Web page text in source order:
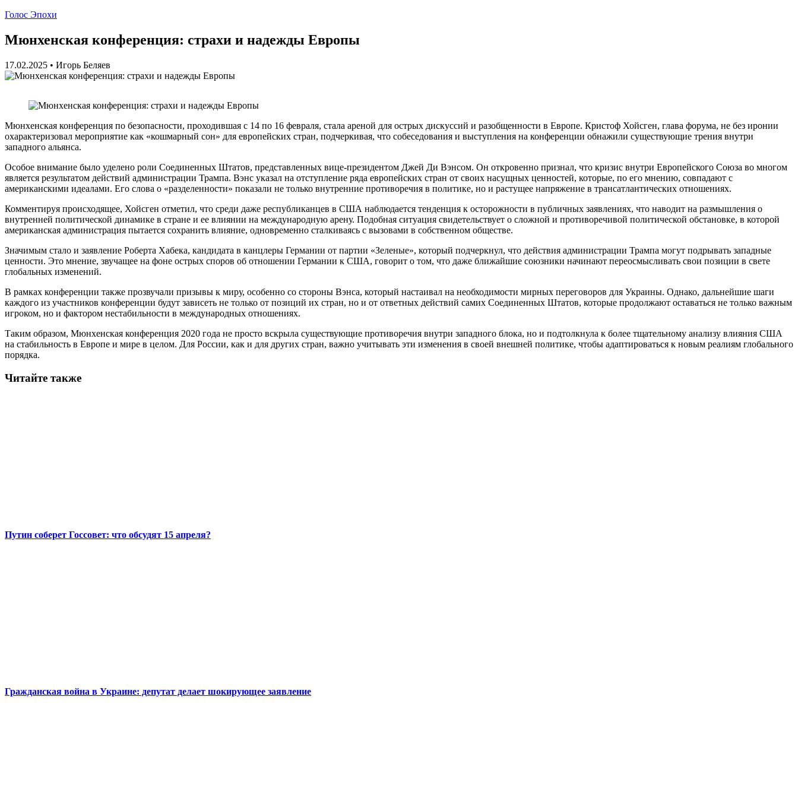
Голос Эпохи
Мюнхенская конференция: страхи и надежды Европы
17.02.2025 • Игорь Беляев
Мюнхенская конференция по безопасности, проходившая с 14 по 16 февраля, стала ареной для острых дискуссий и разобщенности в Европе. Кристоф Хойсген, глава форума, не без иронии
охарактеризовал мероприятие как «кошмарный сон» для европейских стран, подчеркивая, что собеседования и выступления на конференции обнажили существующие трения внутри
западного альянса.
Особое внимание было уделено роли Соединенных Штатов, представленных вице-президентом Джей Ди Вэнсом. Он откровенно признал, что кризис внутри Европейского Союза во многом
является результатом действий администрации Трампа. Вэнс указал на отступление ряда европейских стран от своих насущных ценностей, которые, по его мнению, совпадают с
американскими идеалами. Его слова о «разделенности» показали не только внутренние противоречия в политике, но и растущее напряжение в трансатлантических отношениях.
Комментируя происходящее, Хойсген отметил, что среди даже республиканцев в США наблюдается тенденция к осторожности в публичных заявлениях, что наводит на размышления о
внутренней политической динамике в стране и ее влиянии на международную арену. Подобная ситуация свидетельствует о сложной и противоречивой политической обстановке, в которой
американская администрация пытается сохранить влияние, одновременно сталкиваясь с вызовами в собственном обществе.
Значимым стало и заявление Роберта Хабека, кандидата в канцлеры Германии от партии «Зеленые», который подчеркнул, что действия администрации Трампа могут подрывать западные
ценности. Это мнение, звучащее на фоне острых споров об отношении Германии к США, говорит о том, что даже ближайшие союзники начинают переосмысливать свои позиции в свете
глобальных изменений.
В рамках конференции также прозвучали призывы к миру, особенно со стороны Вэнса, который настаивал на необходимости мирных переговоров для Украины. Однако, дальнейшие шаги
каждого из участников конференции будут зависеть не только от позиций их стран, но и от ответных действий самих Соединенных Штатов, которые продолжают оставаться не только важным
игроком, но и фактором нестабильности в международных отношениях.
Таким образом, Мюнхенская конференция 2020 года не просто вскрыла существующие противоречия внутри западного блока, но и подтолкнула к более тщательному анализу влияния США
на стабильность в Европе и мире в целом. Для России, как и для других стран, важно учитывать эти изменения в своей внешней политике, чтобы адаптироваться к новым реалиям глобального
порядка.
Читайте также
Путин соберет Госсовет: что обсудят 15 апреля?
Гражданская война в Украине: депутат делает шокирующее заявление